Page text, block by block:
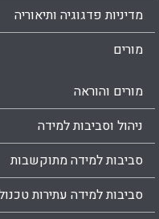
מדיניות פדגוגיה ותיאוריה
מורים
מורים והוראה
ניהול וסביבות למידה
סביבות למידה מתוקשבות
סביבות למידה עתירות